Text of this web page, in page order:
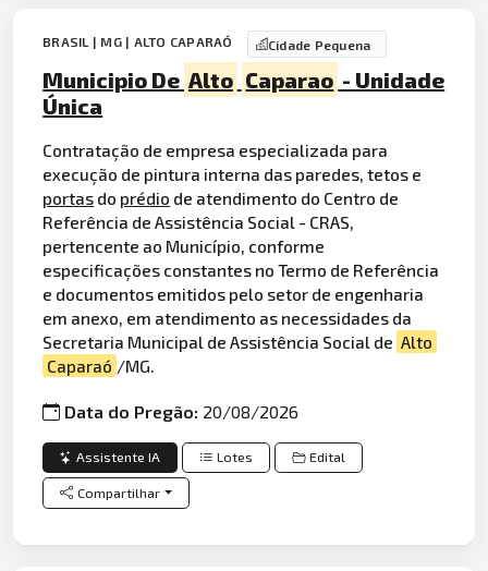
BRASIL | MG | ALTO CAPARAÓ Cidade Pequena
Municipio De Alto Caparao - Unidade
Única
Contratação de empresa especializada para
execução de pintura interna das paredes, tetos e
portas do prédio de atendimento do Centro de
Referência de Assistência Social - CRAS,
pertencente ao Município, conforme
especificações constantes no Termo de Referência
e documentos emitidos pelo setor de engenharia
em anexo, em atendimento as necessidades da
Secretaria Municipal de Assistência Social de Alto
Caparaó /MG.
Data do Pregão: 20/08/2026
Assistente IA Lotes Edital
Compartilhar